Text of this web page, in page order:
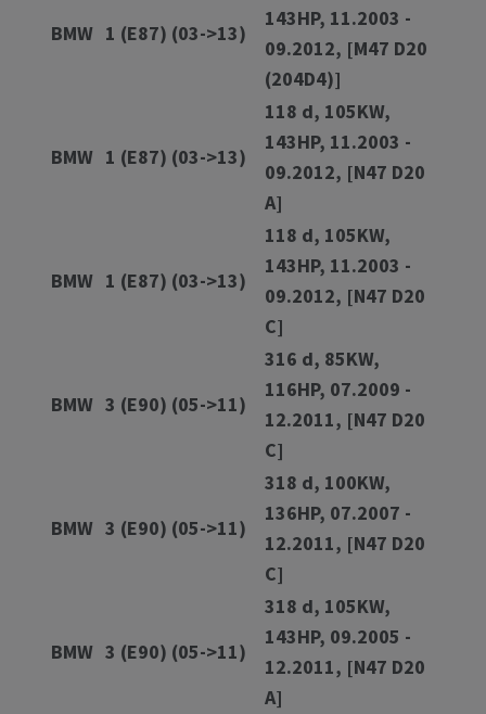
BMW 1 (E87) (03->13)
143HP, 11.2003 -
09.2012, [M47 D20
(204D4)]
BMW 1 (E87) (03->13)
118 d, 105KW,
143HP, 11.2003 -
09.2012, [N47 D20
A]
BMW 1 (E87) (03->13)
118 d, 105KW,
143HP, 11.2003 -
09.2012, [N47 D20
C]
BMW 3 (E90) (05->11)
316 d, 85KW,
116HP, 07.2009 -
12.2011, [N47 D20
C]
BMW 3 (E90) (05->11)
318 d, 100KW,
136HP, 07.2007 -
12.2011, [N47 D20
C]
BMW 3 (E90) (05->11)
318 d, 105KW,
143HP, 09.2005 -
12.2011, [N47 D20
A]